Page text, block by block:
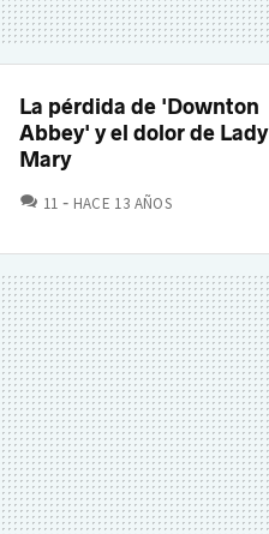
La pérdida de 'Downton
Abbey' y el dolor de Lady
Mary
11 COMENTARIOS
HACE 13 AÑOS